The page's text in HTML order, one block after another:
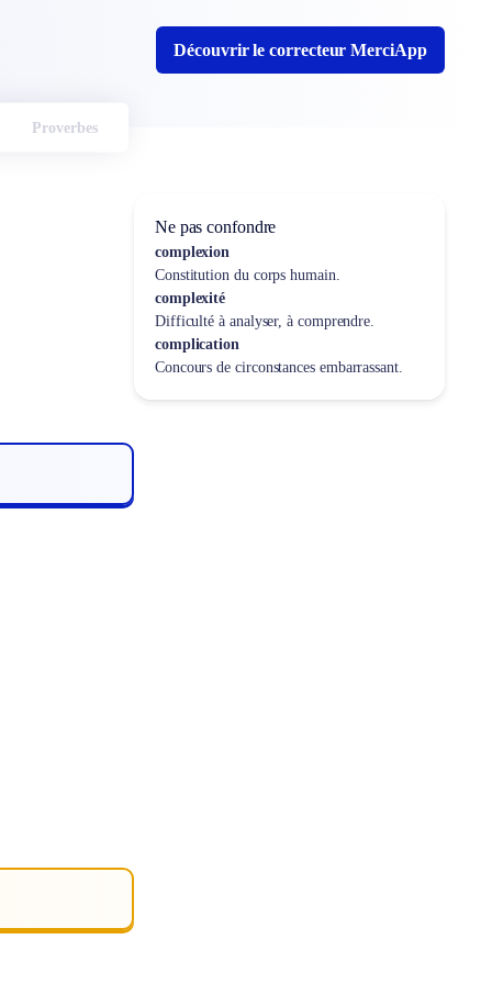
Découvrir le correcteur MerciApp
Proverbes
Ne pas confondre
complexion
Constitution du corps humain.
complexité
Difficulté à analyser, à comprendre.
complication
Concours de circonstances embarrassant.